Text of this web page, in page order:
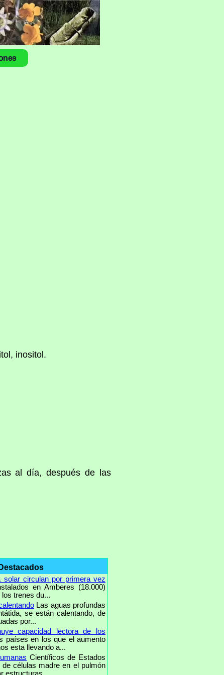
inositol.
al día, después de las
solar circulan por primera vez
en Amberes (18.000)
trenes du...
Las aguas profundas
se están calentando, de
por...
capacidad lectora de los
países en los que el aumento
esta llevando a...
Científicos de Estados
células madre en el pulmón
estructuras ...